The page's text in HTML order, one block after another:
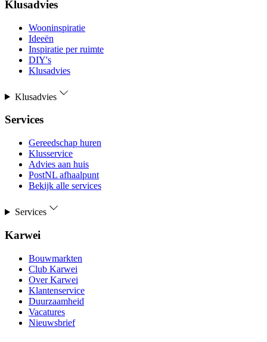
Klusadvies
Wooninspiratie
Ideeën
Inspiratie per ruimte
DIY's
Klusadvies
Klusadvies
Services
Gereedschap huren
Klusservice
Advies aan huis
PostNL afhaalpunt
Bekijk alle services
Services
Karwei
Bouwmarkten
Club Karwei
Over Karwei
Klantenservice
Duurzaamheid
Vacatures
Nieuwsbrief